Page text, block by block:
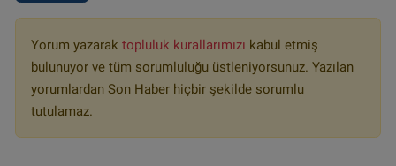
Yorum yazarak topluluk kurallarımızı kabul etmiş
bulunuyor ve tüm sorumluluğu üstleniyorsunuz. Yazılan
yorumlardan Son Haber hiçbir şekilde sorumlu
tutulamaz.